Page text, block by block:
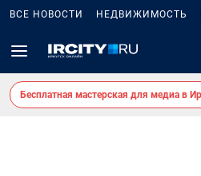
ВСЕ НОВОСТИ НЕДВИЖИМОСТЬ
Бесплатная мастерская для медиа в